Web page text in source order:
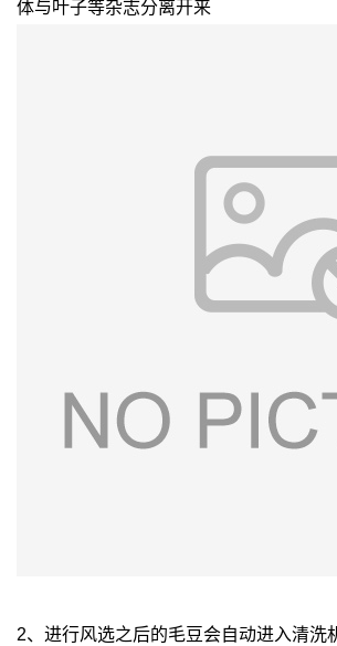
体与叶子等杂志分离开来
2、进行风选之后的毛豆会自动进入清洗